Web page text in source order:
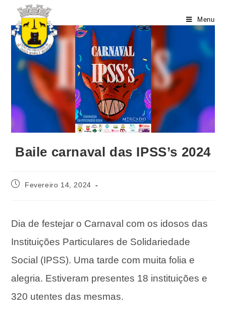
Menu
Baile carnaval das IPSS’s 2024
Fevereiro 14, 2024
Dia de festejar o Carnaval com os idosos das
Instituições Particulares de Solidariedade
Social (IPSS). Uma tarde com muita folia e
alegria. Estiveram presentes 18 instituições e
320 utentes das mesmas.